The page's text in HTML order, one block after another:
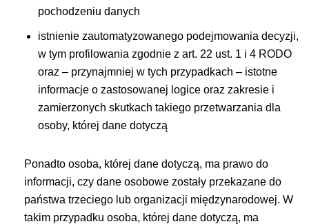
pochodzeniu danych
istnienie zautomatyzowanego podejmowania decyzji,
w tym profilowania zgodnie z art. 22 ust. 1 i 4 RODO
oraz – przynajmniej w tych przypadkach – istotne
informacje o zastosowanej logice oraz zakresie i
zamierzonych skutkach takiego przetwarzania dla
osoby, której dane dotyczą
Ponadto osoba, której dane dotyczą, ma prawo do
informacji, czy dane osobowe zostały przekazane do
państwa trzeciego lub organizacji międzynarodowej. W
takim przypadku osoba, której dane dotyczą, ma